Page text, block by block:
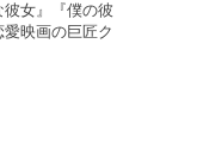
女』『僕の彼
映画の巨匠ク